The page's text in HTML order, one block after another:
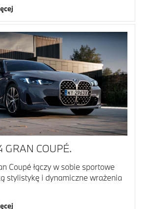
GRAN COUPÉ.
Coupé łączy w sobie sportowe
stylistykę i dynamiczne wrażenia